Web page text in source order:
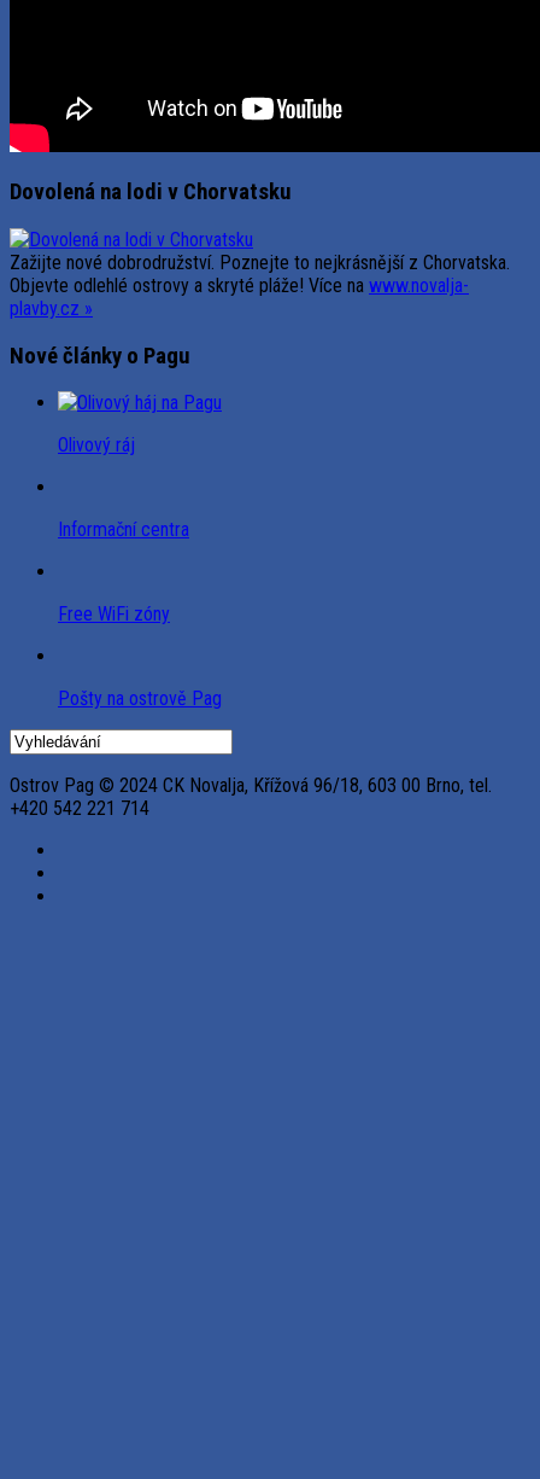
Dovolená na lodi v Chorvatsku
Zažijte nové dobrodružství. Poznejte to nejkrásnější z Chorvatska.
Objevte odlehlé ostrovy a skryté pláže! Více na www.novalja-
plavby.cz »
Nové články o Pagu
Olivový ráj
Informační centra
Free WiFi zóny
Pošty na ostrově Pag
Ostrov Pag © 2024 CK Novalja, Křížová 96/18, 603 00 Brno, tel.
+420 542 221 714